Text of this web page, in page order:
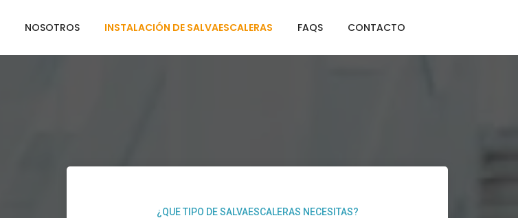
NOSOTROS INSTALACIÓN DE SALVAESCALERAS FAQS CONTACTO
¿QUE TIPO DE SALVAESCALERAS NECESITAS?